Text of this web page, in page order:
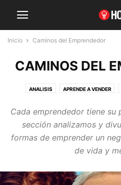
Inicio Caminos del Emprendedor
CAMINOS DEL
ANALISIS APRENDE A VENDER
COLUMNA CORONAVIRUS
EMPRENDER EN FAMILIA EMPRESAS
EXPERTOS FQI FUNDADORES
HISTORIAS DE SUPERACIÓN
MODELO DE FRANQUICIA
Cada emprendedor tiene su
sección analizamos y
formas de emprender un
de vida y